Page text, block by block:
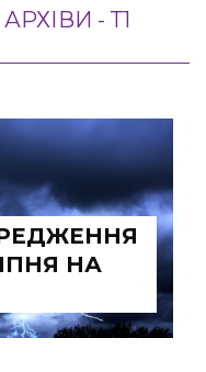
- Т1
НА